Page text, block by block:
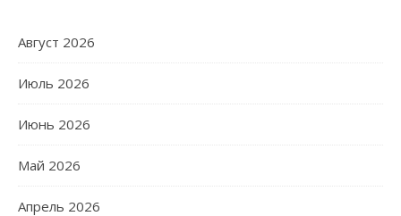
Август 2026
Июль 2026
Июнь 2026
Май 2026
Апрель 2026